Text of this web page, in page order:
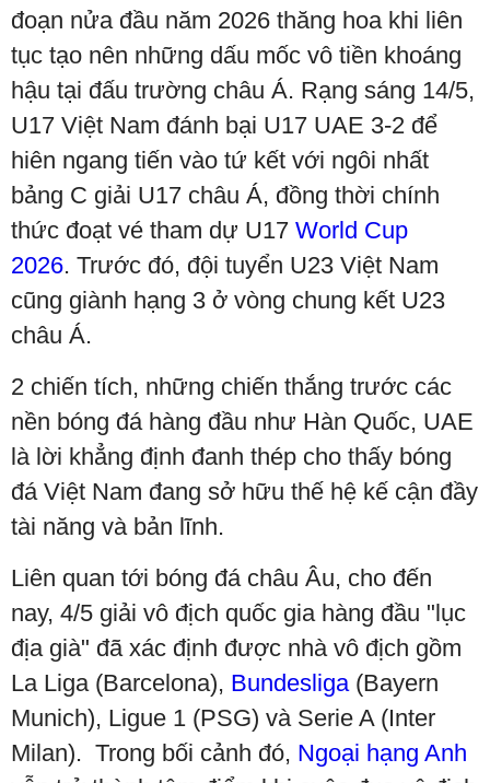
đoạn nửa đầu năm 2026 thăng hoa khi liên
tục tạo nên những dấu mốc vô tiền khoáng
hậu tại đấu trường châu Á. Rạng sáng 14/5,
U17 Việt Nam đánh bại U17 UAE 3-2 để
hiên ngang tiến vào tứ kết với ngôi nhất
bảng C giải U17 châu Á, đồng thời chính
thức đoạt vé tham dự U17 World Cup
2026. Trước đó, đội tuyển U23 Việt Nam
cũng giành hạng 3 ở vòng chung kết U23
châu Á.
2 chiến tích, những chiến thắng trước các
nền bóng đá hàng đầu như Hàn Quốc, UAE
là lời khẳng định đanh thép cho thấy bóng
đá Việt Nam đang sở hữu thế hệ kế cận đầy
tài năng và bản lĩnh.
Liên quan tới bóng đá châu Âu, cho đến
nay, 4/5 giải vô địch quốc gia hàng đầu "lục
địa già" đã xác định được nhà vô địch gồm
La Liga (Barcelona), Bundesliga(Bayern
Munich), Ligue 1 (PSG) và Serie A (Inter
Milan). Trong bối cảnh đó, Ngoại hạng Anh